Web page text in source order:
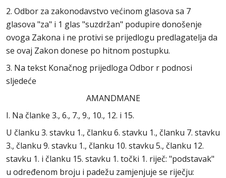
2. Odbor za zakonodavstvo većinom glasova sa 7
glasova "za" i 1 glas "suzdržan" podupire donošenje
ovoga Zakona i ne protivi se prijedlogu predlagatelja da
se ovaj Zakon donese po hitnom postupku.
3. Na tekst Konačnog prijedloga Odbor r podnosi
sljedeće
AMANDMANE
I. Na članke 3., 6., 7., 9., 10., 12. i 15.
U članku 3. stavku 1., članku 6. stavku 1., članku 7. stavku
3., članku 9. stavku 1., članku 10. stavku 5., članku 12.
stavku 1. i članku 15. stavku 1. točki 1. riječ: "podstavak"
u određenom broju i padežu zamjenjuje se riječju: